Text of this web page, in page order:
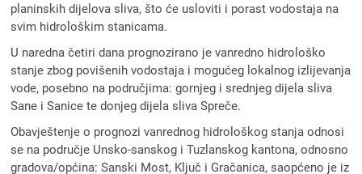
planinskih dijelova sliva, što će usloviti i porast vodostaja na
svim hidrološkim stanicama.
U naredna četiri dana prognozirano je vanredno hidrološko
stanje zbog povišenih vodostaja i mogućeg lokalnog izlijevanja
vode, posebno na područjima: gornjeg i srednjeg dijela sliva
Sane i Sanice te donjeg dijela sliva Spreče.
Obavještenje o prognozi vanrednog hidrološkog stanja odnosi
se na područje Unsko-sanskog i Tuzlanskog kantona, odnosno
gradova/općina: Sanski Most, Ključ i Gračanica, saopćeno je iz